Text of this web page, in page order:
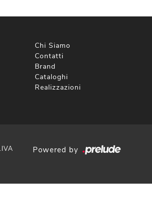
Chi Siamo
Contatti
Brand
Cataloghi
Realizzazioni
Powered by